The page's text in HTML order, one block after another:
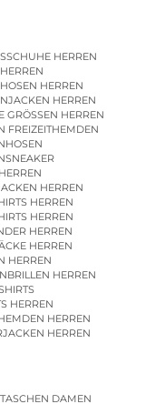
HERREN
HERREN
HERREN
GRÖSSEN HERREN
FREIZEITHEMDEN
HERREN
HERREN
HERREN
HERREN
HERREN
HERREN
HERREN
HERREN
HERREN
HERREN
DAMEN